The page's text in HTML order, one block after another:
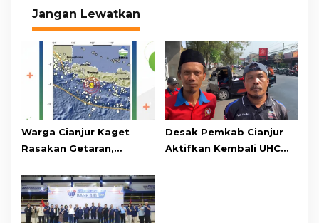
Jangan Lewatkan
Warga Cianjur Kaget
Rasakan Getaran,
Berpusat di
Pangandaran
Desak Pemkab Cianjur
Aktifkan Kembali UHC